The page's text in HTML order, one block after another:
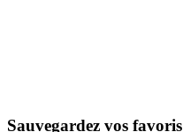
Sauvegardez vos favoris